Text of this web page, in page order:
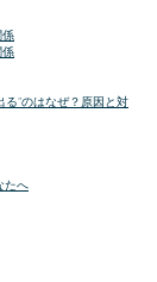
係
係
る”のはなぜ？原因と対
たへ